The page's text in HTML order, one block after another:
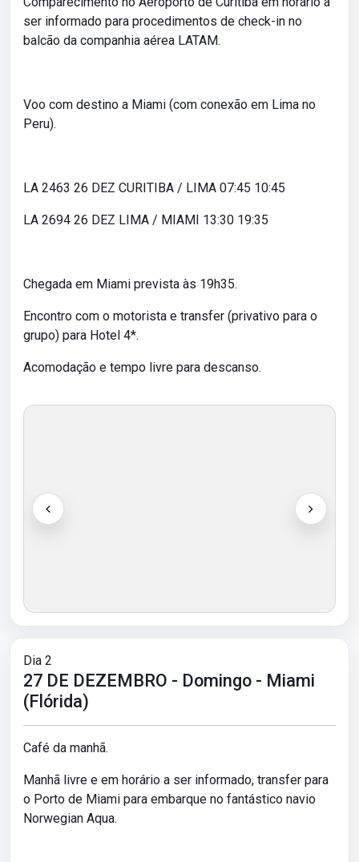
ser informado para procedimentos de check-in no
balcão da companhia aérea LATAM.
Voo com destino a Miami (com conexão em Lima no
Peru).
LA 2463 26 DEZ CURITIBA / LIMA 07:45 10:45
LA 2694 26 DEZ LIMA / MIAMI 13:30 19:35
Chegada em Miami prevista às 19h35.
Encontro com o motorista e transfer (privativo para o
grupo) para Hotel 4*.
Acomodação e tempo livre para descanso.
Dia 2
27 DE DEZEMBRO - Domingo - Miami
(Flórida)
Café da manhã.
Manhã livre e em horário a ser informado, transfer para
o Porto de Miami para embarque no fantástico navio
Norwegian Aqua.